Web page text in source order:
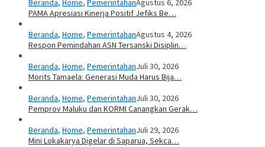
Beranda, Home, PemerintahanAgustus 6, 2026
PAMA Apresiasi Kinerja Positif Jefiks Be…
Beranda, Home, PemerintahanAgustus 4, 2026
Respon Pemindahan ASN Tersanski Disiplin…
Beranda, Home, PemerintahanJuli 30, 2026
Morits Tamaela: Generasi Muda Harus Bija…
Beranda, Home, PemerintahanJuli 30, 2026
Pemprov Maluku dan KORMI Canangkan Gerak…
Beranda, Home, PemerintahanJuli 29, 2026
Mini Lokakarya Digelar di Saparua, Sekca…